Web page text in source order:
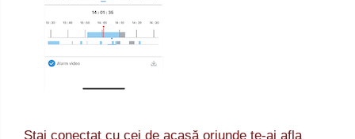
Stai conectat cu cei de acasă oriunde te-ai afla